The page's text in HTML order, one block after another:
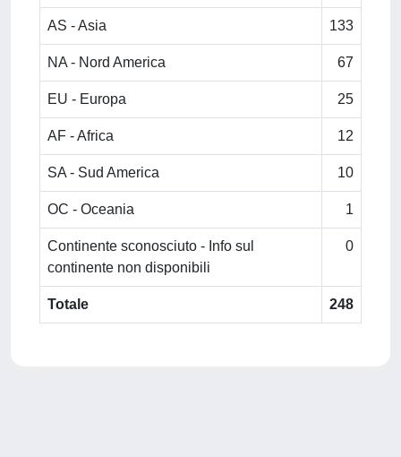
AS - Asia 133
NA - Nord America 67
EU - Europa 25
AF - Africa 12
SA - Sud America 10
OC - Oceania 1
Continente sconosciuto - Info sul
continente non disponibili
0
Totale 248